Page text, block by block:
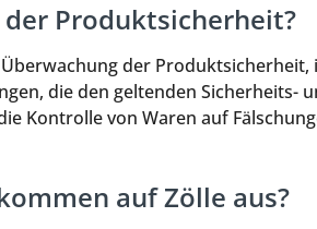
Produktsicherheit?
der Produktsicherheit,
die den geltenden Sicherheits-
Kontrolle von Waren auf
auf Zölle aus?